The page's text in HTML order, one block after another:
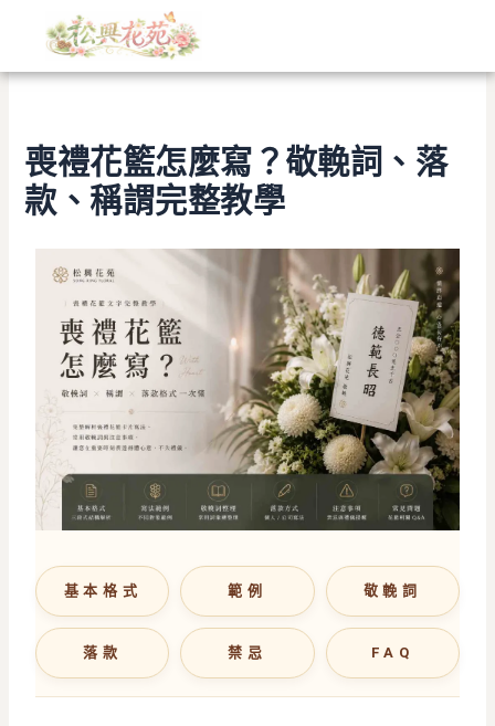
主 類
喪禮花籃怎麼寫？敬輓詞、落
款、稱謂完整教學
基本格式 範例 敬輓詞
落款 禁忌 FAQ